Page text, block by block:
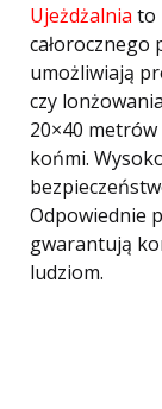
Ujeżdżalnia to
całorocznego
umożliwiają
czy
20×40
końmi.
Odpowiednie
gwarantują
ludziom.